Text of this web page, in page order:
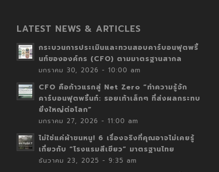
LATEST NEWS & ARTICLES
กระบวนการประเมินและทวนสอบคาร์บอนฟุตพริ้
นท์ขององค์กร (CFO) ตามมาตรฐานสากล
มกราคม 30, 2026 - 10:00 am
CFO คือก้าวแรกสู่ Net Zero “ทำความรู้จัก
คาร์บอนฟุตพริ้นท์: รอยเท้าเล็กๆ ที่ส่งผลกระทบ
ยิ่งใหญ่ต่อโลก”
มกราคม 27, 2026 - 11:00 am
ไม่ใช่แค่ผ้าขนหนู! 6 เรื่องจริงที่คุณอาจไม่เคยรู้
เกี่ยวกับ “โรงแรมสีเขียว” มาตรฐานไทย
ธันวาคม 23, 2025 - 9:35 am